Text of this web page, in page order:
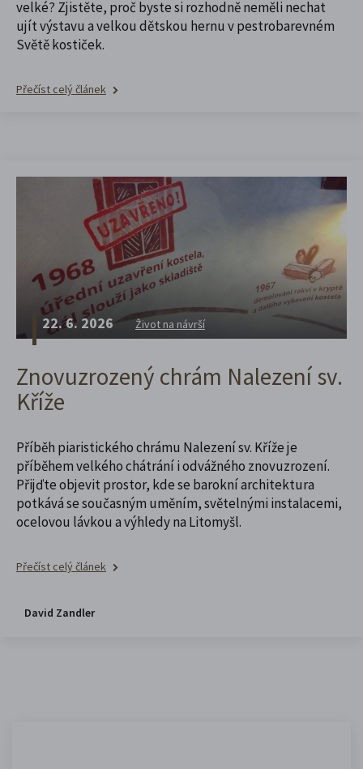
velké? Zjistěte, proč byste si rozhodně neměli nechat
ujít výstavu a velkou dětskou hernu v pestrobarevném
Světě kostiček.
Přečíst celý článek
22. 6. 2026 Život na návrší
Znovuzrozený chrám Nalezení sv.
Kříže
Příběh piaristického chrámu Nalezení sv. Kříže je
příběhem velkého chátrání i odvážného znovuzrození.
Přijďte objevit prostor, kde se barokní architektura
potkává se současným uměním, světelnými instalacemi,
ocelovou lávkou a výhledy na Litomyšl.
Přečíst celý článek
David Zandler